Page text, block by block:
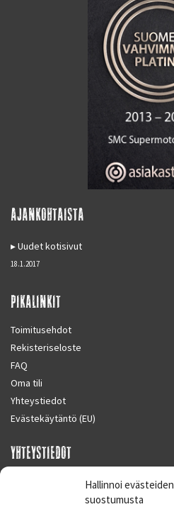
Hallinnoi evästeiden
suostumusta
AJANKOHTAISTA
Uudet kotisivut
18.1.2017
PIKALINKIT
Toimitusehdot
Rekisteriseloste
FAQ
Oma tili
Yhteystiedot
Evästekäytäntö (EU)
YHTEYSTIEDOT
SUPERMOTO CENTER